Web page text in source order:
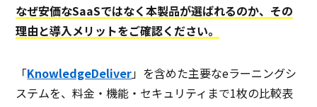
モニタリング
ゼロデイ防御
研修管理
なぜ安価なSaaSではなく本製品が選ばれるのか、その
理由と導入メリットをご確認ください。
「KnowledgeDeliver」を含めた主要なeラーニングシ
ステムを、料金・機能・セキュリティまで1枚の比較表